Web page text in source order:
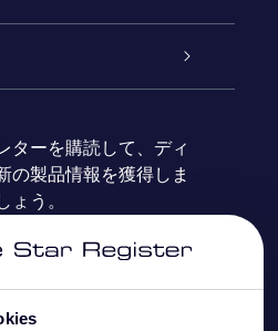
Star Page
報
ターを購読して、ディ
の製品情報を獲得しま
ょう。